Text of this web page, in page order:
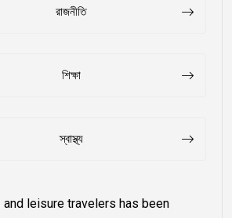
রাজনীতি
শিক্ষা
স্বাস্থ্য
leisure travelers has been